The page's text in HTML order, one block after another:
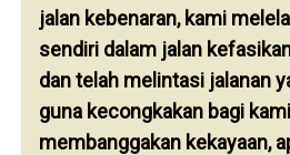
jalan kebenaran, kami
sendiri dalam jalan
dan telah melintasi jalanan
guna kecongkakan bagi
membanggakan kekayaan,